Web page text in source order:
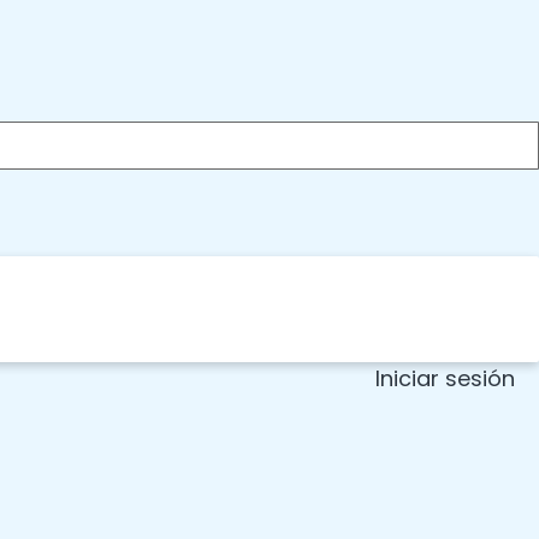
Iniciar sesión